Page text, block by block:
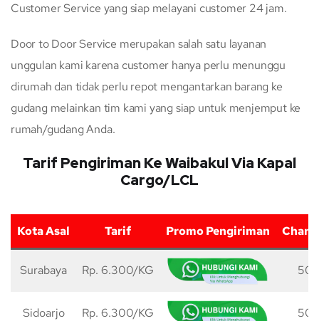
Customer Service yang siap melayani customer 24 jam.
Door to Door Service merupakan salah satu layanan
unggulan kami karena customer hanya perlu menunggu
dirumah dan tidak perlu repot mengantarkan barang ke
gudang melainkan tim kami yang siap untuk menjemput ke
rumah/gudang Anda.
Tarif Pengiriman Ke Waibakul Via Kapal
Cargo/LCL
Kota Asal Tarif Promo Pengiriman
Surabaya Rp. 6.300/KG 50
Sidoarjo Rp. 6.300/KG 50